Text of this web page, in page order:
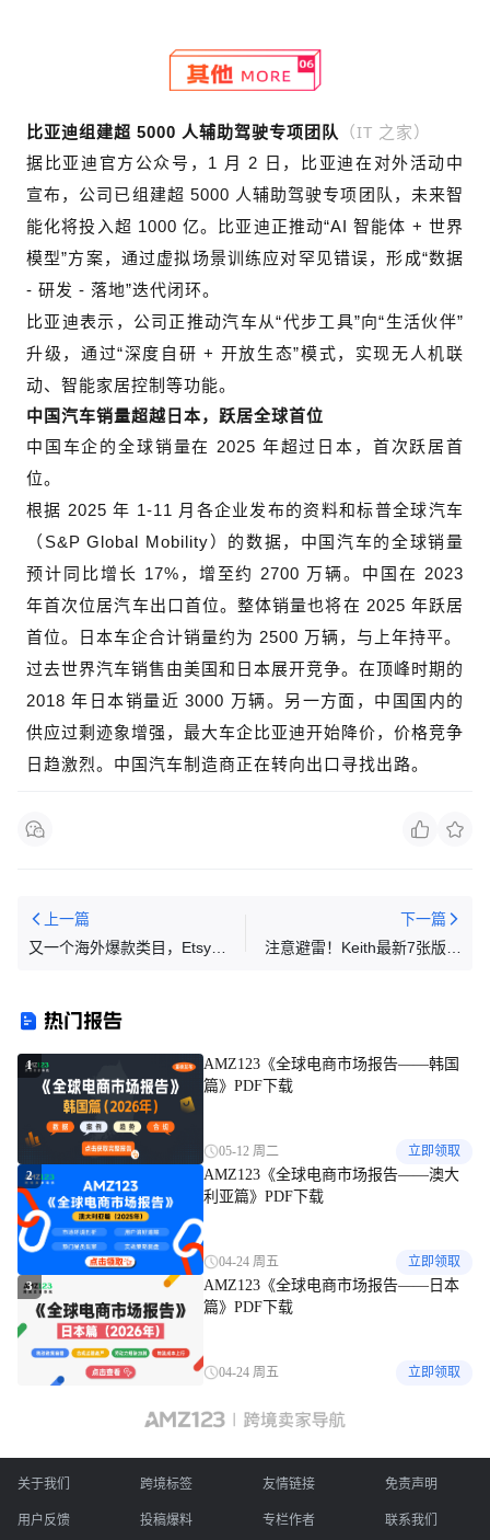
比亚迪组建超 5000 人辅助驾驶专项团队 （IT 之家）
据比亚迪官方公众号，1 月 2 日，比亚迪在对外活动中
宣布，公司已组建超 5000 人辅助驾驶专项团队，未来智
能化将投入超 1000 亿。比亚迪正推动“AI 智能体 + 世界
模型”方案，通过虚拟场景训练应对罕见错误，形成“数据
- 研发 - 落地”迭代闭环。
比亚迪表示，公司正推动汽车从“代步工具”向“生活伙伴”
升级，通过“深度自研 + 开放生态”模式，实现无人机联
动、智能家居控制等功能。
中国汽车销量超越日本，跃居全球首位
中国车企的全球销量在 2025 年超过日本，首次跃居首
位。
根据 2025 年 1-11 月各企业发布的资料和标普全球汽车
（S&P Global Mobility）的数据，中国汽车的全球销量
预计同比增长 17%，增至约 2700 万辆。中国在 2023
年首次位居汽车出口首位。整体销量也将在 2025 年跃居
首位。日本车企合计销量约为 2500 万辆，与上年持平。
过去世界汽车销售由美国和日本展开竞争。在顶峰时期的
2018 年日本销量近 3000 万辆。另一方面，中国国内的
供应过剩迹象增强，最大车企比亚迪开始降价，价格竞争
日趋激烈。中国汽车制造商正在转向出口寻找出路。
上一篇
又一个海外爆款类目，Etsy小
下一篇
注意避雷！Keith最新7张版权
热门报告
1
AMZ123《全球电商市场报告——韩国
篇》PDF下载
05-12 周二 立即领取
2
AMZ123《全球电商市场报告——澳大
利亚篇》PDF下载
04-24 周五 立即领取
3
AMZ123《全球电商市场报告——日本
篇》PDF下载
04-24 周五 立即领取
关于我们 跨境标签 友情链接 免责声明
用户反馈 投稿爆料 专栏作者 联系我们